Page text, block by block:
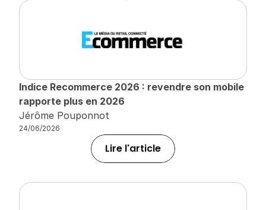
Indice Recommerce 2026 : revendre son mobile
rapporte plus en 2026
Jérôme Pouponnot
24/06/2026
Lire l'article